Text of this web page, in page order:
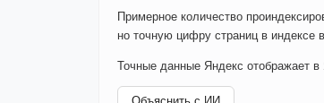
Примерное количество
но точную цифру страниц в индексе
Точные данные Яндекс отображает